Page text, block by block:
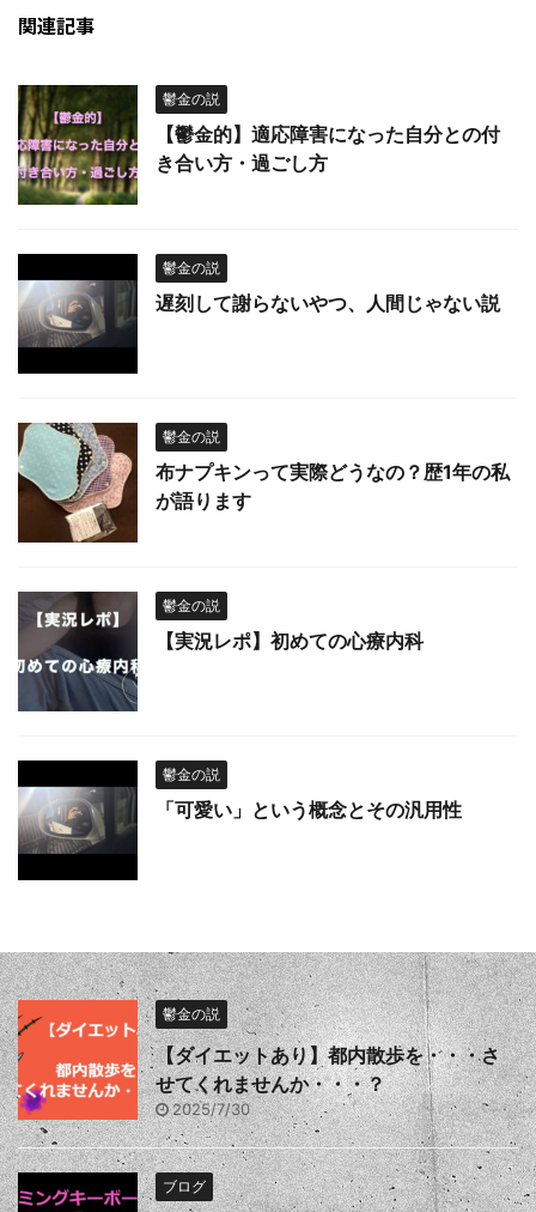
関連記事
鬱金の説
【鬱金的】適応障害になった自分との付
き合い方・過ごし方
鬱金の説
遅刻して謝らないやつ、人間じゃない説
鬱金の説
布ナプキンって実際どうなの？歴1年の私
が語ります
鬱金の説
【実況レポ】初めての心療内科
鬱金の説
「可愛い」という概念とその汎用性
鬱金の説
【ダイエットあり】都内散歩を・・・さ
せてくれませんか・・・？
2025/7/30
ブログ